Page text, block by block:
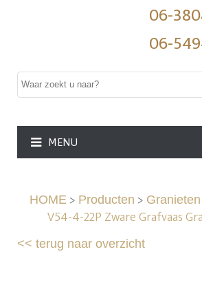
06-
06-
MENU
HOME> Producten >
V54-4-22P Zware Grafvaas
<<terug naar overzicht